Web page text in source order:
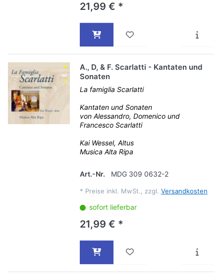
21,99 € *
A., D, & F. Scarlatti - Kantaten und
Sonaten
La famiglia Scarlatti
Kantaten und Sonaten
von Alessandro, Domenico und
Francesco Scarlatti
Kai Wessel, Altus
Musica Alta Ripa
Art.-Nr. MDG 309 0632-2
* Preise inkl. MwSt., zzgl. Versandkosten
sofort lieferbar
21,99 € *